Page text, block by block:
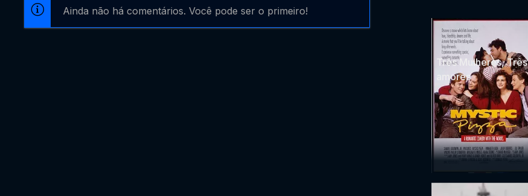
Ainda não há comentários. Você pode ser o primeiro!
Três Mulheres, Três
amores